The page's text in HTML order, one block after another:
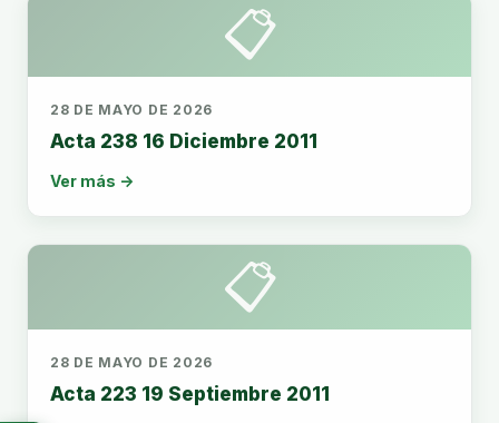
📋
28 DE MAYO DE 2026
Acta 238 16 Diciembre 2011
Ver más →
📋
28 DE MAYO DE 2026
Acta 223 19 Septiembre 2011